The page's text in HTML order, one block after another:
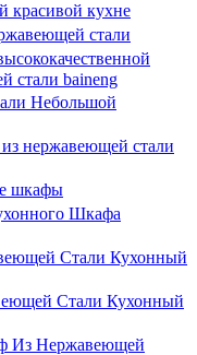
красивой кухне
стали
стали baineng
Небольшой
нержавеющей стали
шкафы
Шкафа
Стали Кухонный
Стали Кухонный
Из Нержавеющей